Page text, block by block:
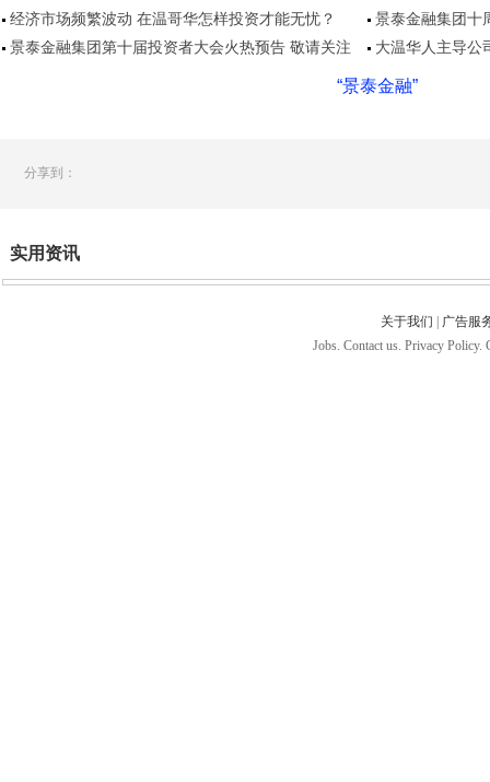
经济市场频繁波动 在温哥华怎样投资才能无忧？
景泰金融集团十
景泰金融集团第十届投资者大会火热预告 敬请关注
大温华人主导公
“景泰金融”
分享到：
实用资讯
关于我们
广告服
Jobs. Contact us. Privacy